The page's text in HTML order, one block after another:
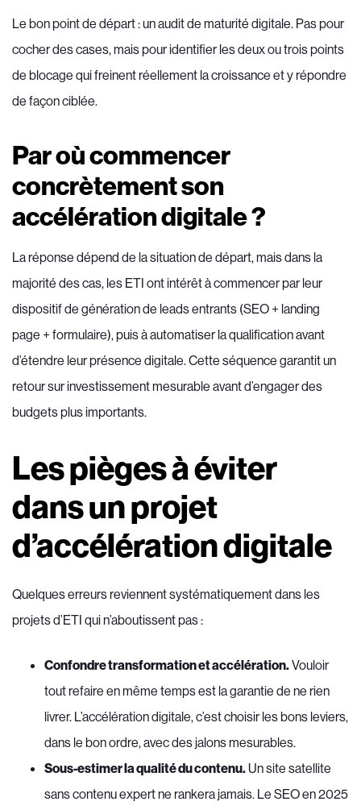
Le bon point de départ : un audit de maturité digitale. Pas pour
cocher des cases, mais pour identifier les deux ou trois points
de blocage qui freinent réellement la croissance et y répondre
de façon ciblée.
Par où commencer
concrètement son
accélération digitale ?
La réponse dépend de la situation de départ, mais dans la
majorité des cas, les ETI ont intérêt à commencer par leur
dispositif de génération de leads entrants (SEO + landing
page + formulaire), puis à automatiser la qualification avant
d’étendre leur présence digitale. Cette séquence garantit un
retour sur investissement mesurable avant d’engager des
budgets plus importants.
Les pièges à éviter
dans un projet
d’accélération digitale
Quelques erreurs reviennent systématiquement dans les
projets d’ETI qui n’aboutissent pas :
Confondre transformation et accélération.Vouloir
tout refaire en même temps est la garantie de ne rien
livrer. L’accélération digitale, c’est choisir les bons leviers,
dans le bon ordre, avec des jalons mesurables.
Sous-estimer la qualité du contenu.Un site satellite
sans contenu expert ne rankera jamais. Le SEO en 2025